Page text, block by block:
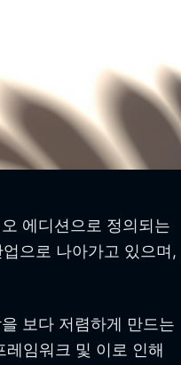
에디션으로 정의되는
으로 나아가고 있으며,
보다 저렴하게 만드는
임워크 및 이로 인해